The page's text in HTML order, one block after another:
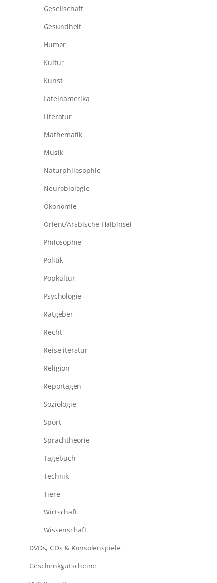
Gesellschaft
Gesundheit
Humor
Kultur
Kunst
Lateinamerika
Literatur
Mathematik
Musik
Naturphilosophie
Neurobiologie
Ökonomie
Orient/Arabische Halbinsel
Philosophie
Politik
Popkultur
Psychologie
Ratgeber
Recht
Reiseliteratur
Religion
Reportagen
Soziologie
Sport
Sprachtheorie
Tagebuch
Technik
Tiere
Wirtschaft
Wissenschaft
DVDs, CDs & Konsolenspiele
Geschenkgutscheine